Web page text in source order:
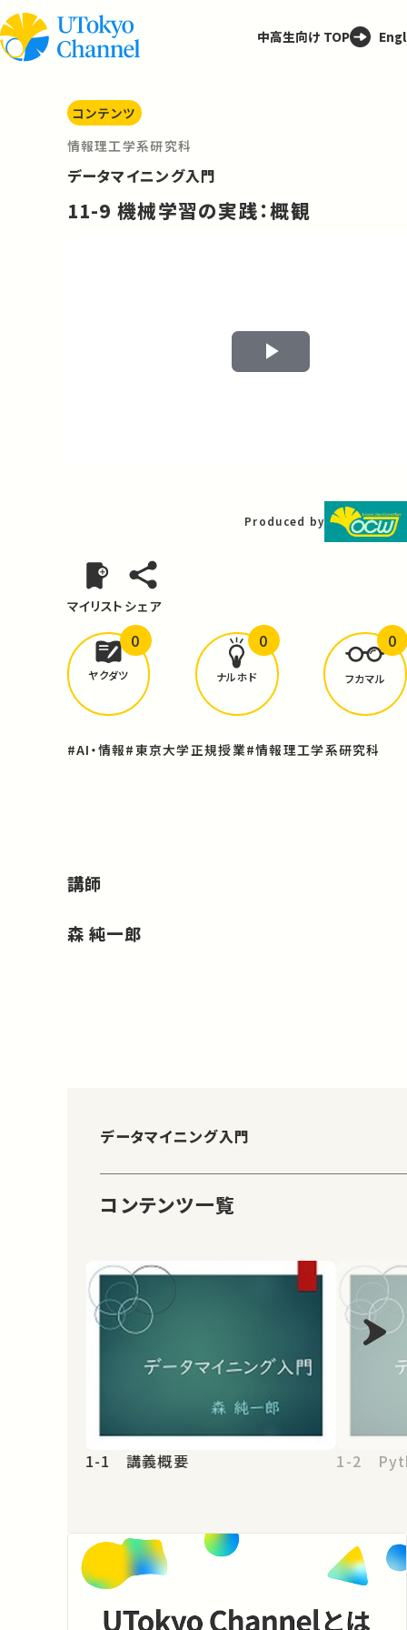
中高生向け TOP
コンテンツ
情報理工学系研究科
データマイニング入門
11-9 機械学習の実践：概観
Play
Produced by
マイリスト シェア
どんな学びがありましたか？
ヤクダツ
0
ナルホド
0
フカマル
0
#AI・情報#東京大学正規授業#情報理工学系研究科
講師
森 純一郎
データマイニング入門
コンテンツ一覧
1-1 講義概要 1-2